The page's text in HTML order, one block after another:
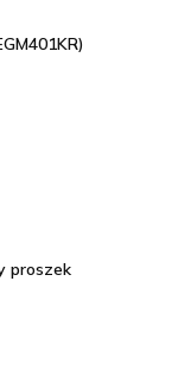
proszek